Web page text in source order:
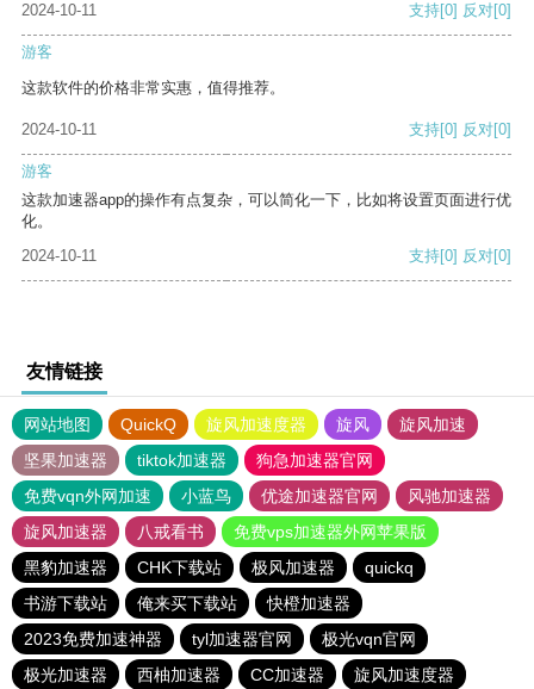
2024-10-11 支持[0] 反对[0]
游客
这款软件的价格非常实惠，值得推荐。
2024-10-11 支持[0] 反对[0]
游客
这款加速器app的操作有点复杂，可以简化一下，比如将设置页面进行优
化。
2024-10-11
支持[0] 反对[0]
友情链接
网站地图 QuickQ 旋风加速度器 旋风
旋风加速
坚果加速器
tiktok加速器
狗急加速器官网
免费vqn外网加速
小蓝鸟 优途加速器官网
风驰加速器
旋风加速器
八戒看书
免费vps加速器外网苹果版
黑豹加速器
CHK下载站 极风加速器
quickq
书游下载站
俺来买下载站
快橙加速器
2023免费加速神器
tyl加速器官网
极光vqn官网
极光加速器
西柚加速器 CC加速器 旋风加速度器